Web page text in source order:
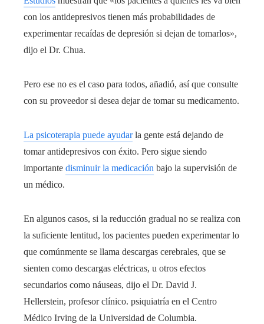
con los antidepresivos tienen más probabilidades de
experimentar recaídas de depresión si dejan de tomarlos»,
dijo el Dr. Chua.
Pero ese no es el caso para todos, añadió, así que consulte
con su proveedor si desea dejar de tomar su medicamento.
La psicoterapia puede ayudarla gente está dejando de
tomar antidepresivos con éxito. Pero sigue siendo
importante disminuir la medicación bajo la supervisión de
un médico.
En algunos casos, si la reducción gradual no se realiza con
la suficiente lentitud, los pacientes pueden experimentar lo
que comúnmente se llama descargas cerebrales, que se
sienten como descargas eléctricas, u otros efectos
secundarios como náuseas, dijo el Dr. David J.
Hellerstein, profesor clínico. psiquiatría en el Centro
Médico Irving de la Universidad de Columbia.